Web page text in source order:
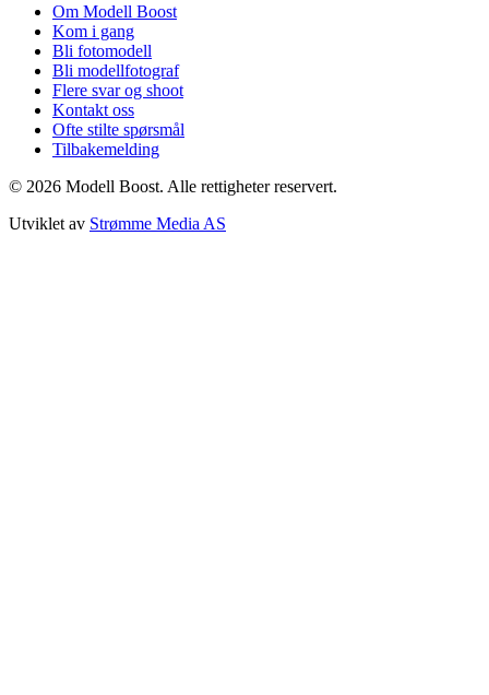
Om Modell Boost
Kom i gang
Bli fotomodell
Bli modellfotograf
Flere svar og shoot
Kontakt oss
Ofte stilte spørsmål
Tilbakemelding
© 2026 Modell Boost. Alle rettigheter reservert.
Utviklet av Strømme Media AS